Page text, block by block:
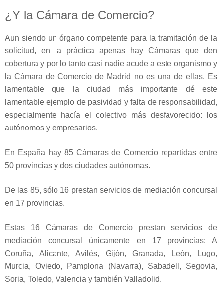
¿Y la Cámara de Comercio?
Aun siendo un órgano competente para la tramitación de la
solicitud, en la práctica apenas hay Cámaras que den
cobertura y por lo tanto casi nadie acude a este organismo y
la Cámara de Comercio de Madrid no es una de ellas. Es
lamentable que la ciudad más importante dé este
lamentable ejemplo de pasividad y falta de responsabilidad,
especialmente hacía el colectivo más desfavorecido: los
autónomos y empresarios.
En España hay 85 Cámaras de Comercio repartidas entre
50 provincias y dos ciudades autónomas.
De las 85, sólo 16 prestan servicios de mediación concursal
en 17 provincias.
Estas 16 Cámaras de Comercio prestan servicios de
mediación concursal únicamente en 17 provincias: A
Coruña, Alicante, Avilés, Gijón, Granada, León, Lugo,
Murcia, Oviedo, Pamplona (Navarra), Sabadell, Segovia,
Soria, Toledo, Valencia y también Valladolid.